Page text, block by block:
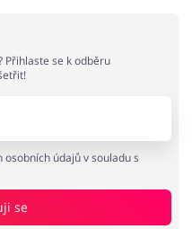
Přihlaste se k odběru
údajů v souladu s
se